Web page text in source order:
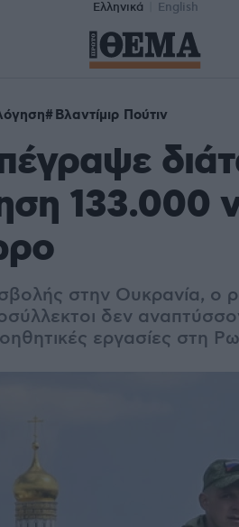
Ελληνικά English
Βλαντίμιρ Πούτιν
133.000
στην Ουκρανία, ο
δεν
εργασίες στη